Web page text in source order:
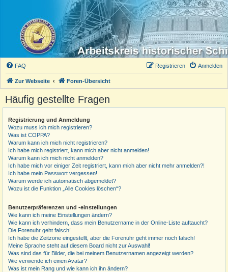
FAQ Anmelden
Registrieren
Zur Webseite Foren-Übersicht
Häufig gestellte Fragen
Registrierung und Anmeldung
Wozu muss ich mich registrieren?
Was ist COPPA?
Warum kann ich mich nicht registrieren?
Ich habe mich registriert, kann mich aber nicht anmelden!
Warum kann ich mich nicht anmelden?
Ich habe mich vor einiger Zeit registriert, kann mich aber nicht mehr anmelden?!
Ich habe mein Passwort vergessen!
Warum werde ich automatisch abgemeldet?
Wozu ist die Funktion „Alle Cookies löschen“?
Benutzerpräferenzen und -einstellungen
Wie kann ich meine Einstellungen ändern?
Wie kann ich verhindern, dass mein Benutzername in der Online-Liste auftaucht?
Die Forenuhr geht falsch!
Ich habe die Zeitzone eingestellt, aber die Forenuhr geht immer noch falsch!
Meine Sprache steht auf diesem Board nicht zur Auswahl!
Was sind das für Bilder, die bei meinem Benutzernamen angezeigt werden?
Wie verwende ich einen Avatar?
Was ist mein Rang und wie kann ich ihn ändern?